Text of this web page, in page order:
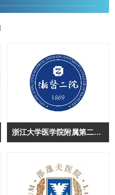
浙江大学医学院附属第二医院